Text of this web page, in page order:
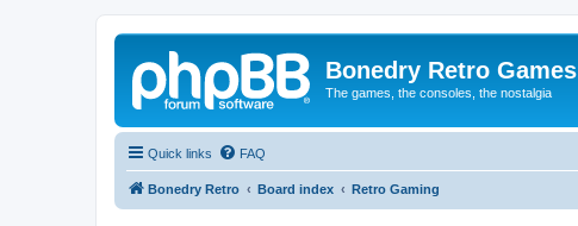
Bonedry Retro Games
The games, the consoles, the nostalgia
Quick links FAQ
Bonedry Retro Board index Retro Gaming